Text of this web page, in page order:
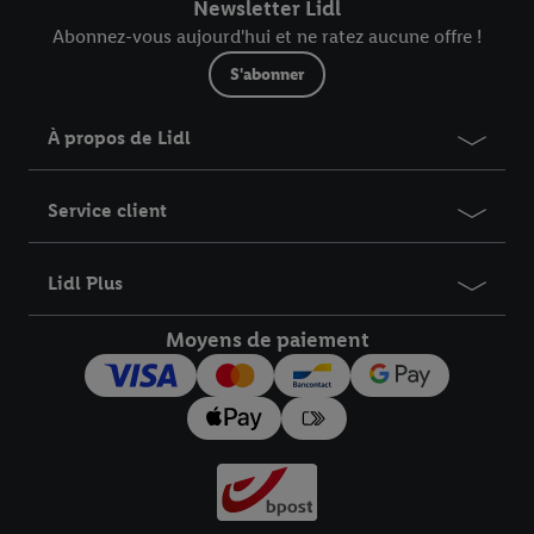
Newsletter Lidl
Abonnez-vous aujourd'hui et ne ratez aucune offre !
S'abonner
À propos de Lidl
Service client
Lidl Plus
Moyens de paiement